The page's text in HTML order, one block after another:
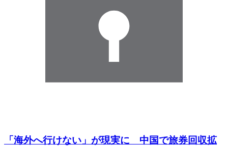
「海外へ行けない」が現実に 中国で旅券回収拡